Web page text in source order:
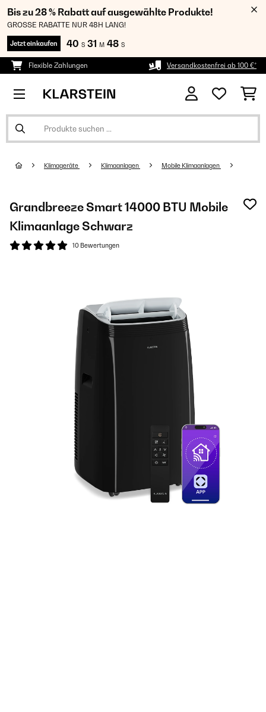
Bis zu 28 % Rabatt auf ausgewählte Produkte!
GROSSE RABATTE NUR 48H LANG!
Jetzt einkaufen 40 S 31 M 47 S
Flexible Zahlungen Versandkostenfrei ab 100 €*
Klimageräte Klimaanlagen Mobile Klimaanlagen
Grandbreeze Smart 14000 BTU Mobile
Klimaanlage Schwarz
10 Bewertungen